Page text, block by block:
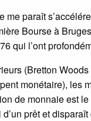
me paraît
Bourse à
qui l’ont
(Bretton
monétaire), les
de monnaie est
prêt et